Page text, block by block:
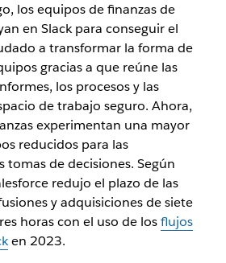
los equipos de finanzas de
en Slack para conseguir el
a transformar la forma de
gracias a que reúne las
los procesos y las
de trabajo seguro. Ahora,
experimentan una mayor
reducidos para las
tomas de decisiones. Según
redujo el plazo de las
y adquisiciones de siete
horas con el uso de losflujos
en 2023.